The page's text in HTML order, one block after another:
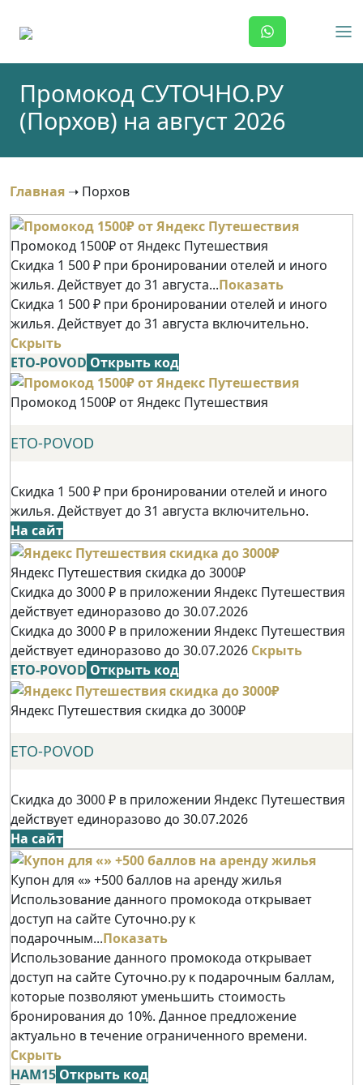
Промокод СУТОЧНО.РУ
(Порхов) на август 2026
Главная ➝ Порхов
Промокод 1500₽ от Яндекс Путешествия
Скидка 1 500 ₽ при бронировании отелей и иного
жилья. Действует до 31 августа...Показать
Скидка 1 500 ₽ при бронировании отелей и иного
жилья. Действует до 31 августа включительно.
Скрыть
ETO-POVOD Открыть код
Промокод 1500₽ от Яндекс Путешествия
ETO-POVOD
Скидка 1 500 ₽ при бронировании отелей и иного
жилья. Действует до 31 августа включительно.
На сайт
Яндекс Путешествия скидка до 3000₽
Скидка до 3000 ₽ в приложении Яндекс Путешествия
действует единоразово до 30.07.2026
Скидка до 3000 ₽ в приложении Яндекс Путешествия
действует единоразово до 30.07.2026 Скрыть
ETO-POVOD Открыть код
Яндекс Путешествия скидка до 3000₽
ETO-POVOD
Скидка до 3000 ₽ в приложении Яндекс Путешествия
действует единоразово до 30.07.2026
На сайт
Купон для «» +500 баллов на аренду жилья
Использование данного промокода открывает
доступ на сайте Суточно.ру к
подарочным...Показать
Использование данного промокода открывает
доступ на сайте Суточно.ру к подарочным баллам,
которые позволяют уменьшить стоимость
бронирования до 10%. Данное предложение
актуально в течение ограниченного времени.
Скрыть
НАМ15 Открыть код